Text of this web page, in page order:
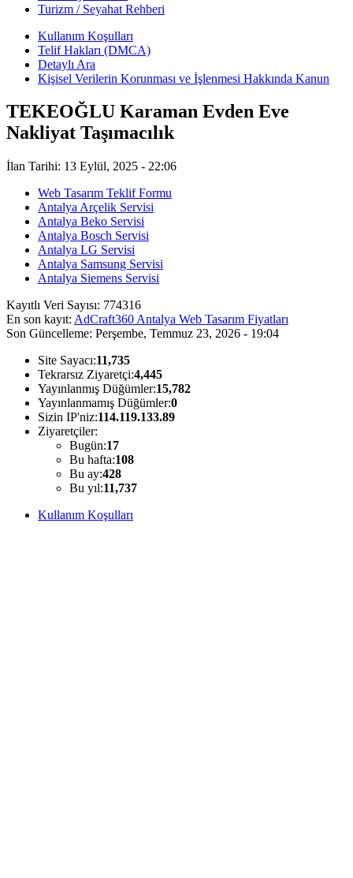
Turizm / Seyahat Rehberi
Kullanım Koşulları
Telif Hakları (DMCA)
Detaylı Ara
Kişisel Verilerin Korunması ve İşlenmesi Hakkında Kanun
TEKEOĞLU Karaman Evden Eve
Nakliyat Taşımacılık
İlan Tarihi: 13 Eylül, 2025 - 22:06
Web Tasarım Teklif Formu
Antalya Arçelik Servisi
Antalya Beko Servisi
Antalya Bosch Servisi
Antalya LG Servisi
Antalya Samsung Servisi
Antalya Siemens Servisi
Kayıtlı Veri Sayısı: 774316
En son kayıt: AdCraft360 Antalya Web Tasarım Fiyatları
Son Güncelleme: Perşembe, Temmuz 23, 2026 - 19:04
Site Sayacı:11,735
Tekrarsız Ziyaretçi:4,445
Yayınlanmış Düğümler:15,782
Yayınlanmamış Düğümler:0
Sizin IP'niz:114.119.133.89
Ziyaretçiler:
Bugün:17
Bu hafta:108
Bu ay:428
Bu yıl:11,737
Kullanım Koşulları